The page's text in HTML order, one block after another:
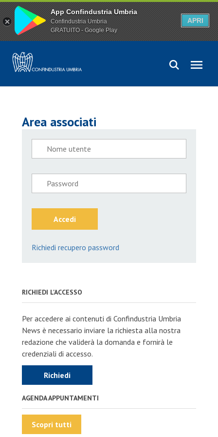
Area associati
Accedi
Richiedi recupero password
RICHIEDI L'ACCESSO
Per accedere ai contenuti di Confindustria Umbria
News è necessario inviare la richiesta alla nostra
redazione che validerà la domanda e fornirà le
credenziali di accesso.
Richiedi
AGENDA APPUNTAMENTI
Scopri tutti
App Confindustria Umbria
Confindustria Umbria
GRATUITO - Google Play
APRI